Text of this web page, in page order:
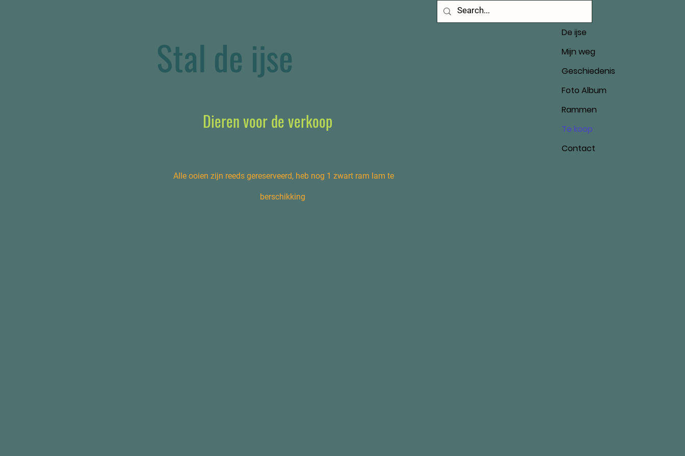
Stal de ijse
Dieren voor de verkoop
De ijse
Mijn weg
Geschiedenis
Foto Album
Rammen
Te koop
Contact
Alle ooien zijn reeds gereserveerd, heb nog 1 zwart ram lam te
berschikking